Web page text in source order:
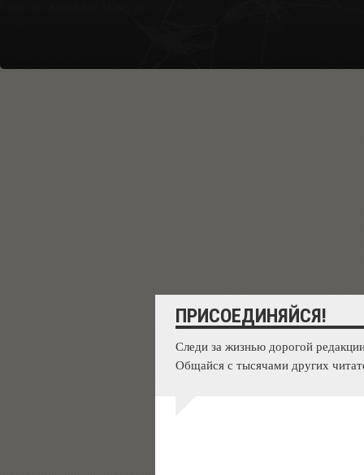
ПРИСОЕДИНЯЙСЯ!
Следи за жизнью дорогой
Общайся с тысячами других